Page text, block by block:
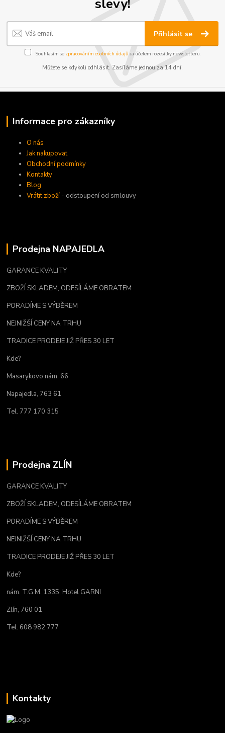
Přihlásit se
Souhlasím se zpracováním osobních údajůza účelem rozesílky newsletteru.
Můžete se kdykoli odhlásit. Zasíláme jednou za 14 dní.
Informace pro zákazníky
O nás
Jak nakupovat
Obchodní podmínky
Kontakty
Blog
Vrátit zboží- odstoupení od smlouvy
Prodejna NAPAJEDLA
GARANCE KVALITY
ZBOŽÍ SKLADEM, ODESÍLÁME OBRATEM
PORADÍME S VÝBĚREM
NEJNIŽŠÍ CENY NA TRHU
TRADICE PRODEJE JIŽ PŘES 30 LET
Kde?
Masarykovo nám. 66
Napajedla, 763 61
Tel. 777 170 315
Prodejna ZLÍN
GARANCE KVALITY
ZBOŽÍ SKLADEM, ODESÍLÁME OBRATEM
PORADÍME S VÝBĚREM
NEJNIŽŠÍ CENY NA TRHU
TRADICE PRODEJE JIŽ PŘES 30 LET
Kde?
nám. T.G.M. 1335, Hotel GARNI
Zlín, 760 01
Tel. 608 982 777
Kontakty